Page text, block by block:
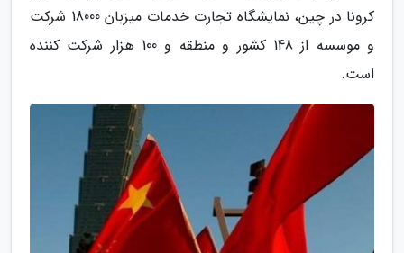
کرونا در چین، نمایشگاه تجارت خدمات میزبان 18000 شرکت
و موسسه از 148 کشور و منطقه و 100 هزار شرکت کننده
است.